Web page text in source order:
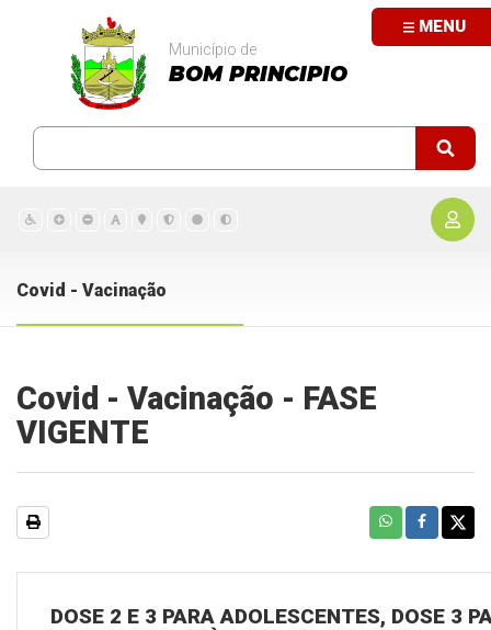
MENU
Município de
BOM PRINCIPIO
Covid - Vacinação
Covid - Vacinação - FASE
VIGENTE
DOSE 2 E 3 PARA ADOLESCENTES, DOSE 3